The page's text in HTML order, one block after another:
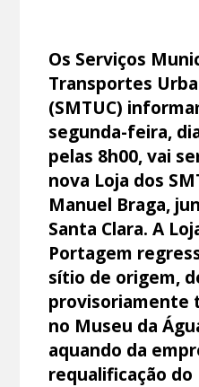
Os Serviços
Transportes
(SMTUC)
segunda-feira,
pelas 8h00, vai
nova Loja dos
Manuel Braga,
Santa Clara. A
Portagem
sítio de origem,
provisoriamente
no Museu da
aquando da
requalificação do